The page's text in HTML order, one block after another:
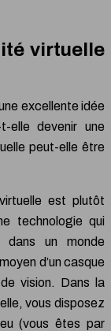
virtuelle
excellente idée
elle devenir une
peut-elle être
est plutôt
technologie qui
dans un monde
d’un casque
vision. Dans la
vous disposez
(vous êtes par